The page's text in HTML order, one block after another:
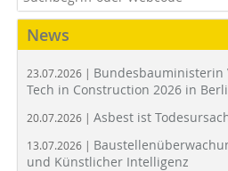
News
23.07.2026 | Bundesbauministerin
Tech in Construction 2026 in
20.07.2026 | Asbest ist
13.07.2026 |
und Künstlicher Intelligenz